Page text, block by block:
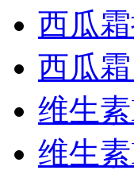
西瓜
西瓜
维生
维生